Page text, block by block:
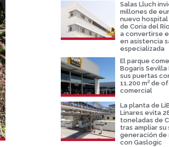
Salas Lluch
millones de
nuevo hospital
de Coria del
a convertirse
en asistencia
especializada
El parque
Bogaris
sus puertas
11.200 m² de
comercial
La planta de
Linares evita
toneladas de
tras ampliar su
generación de
con Gaslogic